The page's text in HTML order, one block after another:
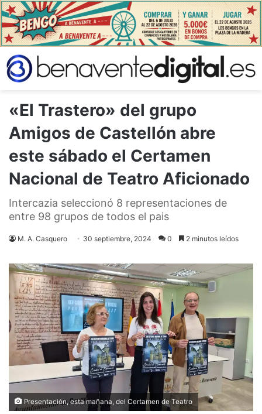
«El Trastero» del grupo
Amigos de Castellón abre
este sábado el Certamen
Nacional de Teatro Aficionado
Intercazia seleccionó 8 representaciones de
entre 98 grupos de todos el pais
M. A. Casquero 30 septiembre, 2024 0 2 minutos leídos
Presentación, esta mañana, del Certamen de Teatro